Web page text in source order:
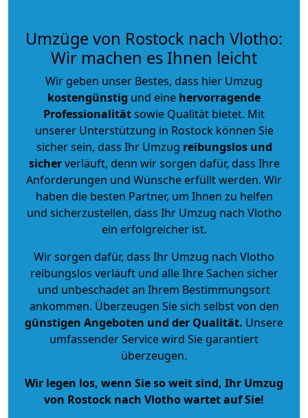
Umzüge von Rostock nach Vlotho:
Wir machen es Ihnen leicht
Wir geben unser Bestes, dass hier Umzug
kostengünstig und eine hervorragende
Professionalitätsowie Qualität bietet. Mit
unserer Unterstützung in Rostock können Sie
sicher sein, dass Ihr Umzug reibungslos und
sicherverläuft, denn wir sorgen dafür, dass Ihre
Anforderungen und Wünsche erfüllt werden. Wir
haben die besten Partner, um Ihnen zu helfen
und sicherzustellen, dass Ihr Umzug nach Vlotho
ein erfolgreicher ist.
Wir sorgen dafür, dass Ihr Umzug nach Vlotho
reibungslos verläuft und alle Ihre Sachen sicher
und unbeschadet an Ihrem Bestimmungsort
ankommen. Überzeugen Sie sich selbst von den
günstigen Angeboten und der Qualität. Unsere
umfassender Service wird Sie garantiert
überzeugen.
Wir legen los, wenn Sie so weit sind, Ihr Umzug
von Rostock nach Vlotho wartet auf Sie!